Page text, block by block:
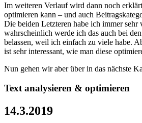
Im weiteren Verlauf wird dann noch
optimieren kann – und auch
Die beiden Letzteren habe ich immer sehr
wahrscheinlich werde ich das auch bei
belassen, weil ich einfach zu viele habe.
ist sehr interessant, wie man diese
Nun gehen wir aber über in das nächste
Text analysieren & optimieren
14.3.2019